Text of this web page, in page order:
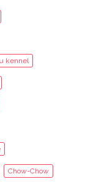
kennel
Chow-Chow